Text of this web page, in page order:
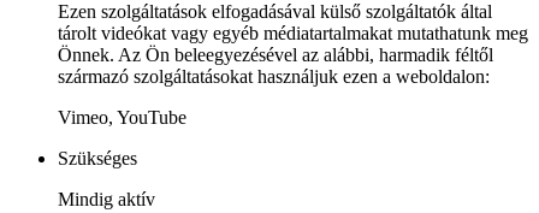
Ezen szolgáltatások elfogadásával külső szolgáltatók által
tárolt videókat vagy egyéb médiatartalmakat mutathatunk meg
Önnek. Az Ön beleegyezésével az alábbi, harmadik féltől
származó szolgáltatásokat használjuk ezen a weboldalon:
Vimeo, YouTube
Szükséges
Mindig aktív